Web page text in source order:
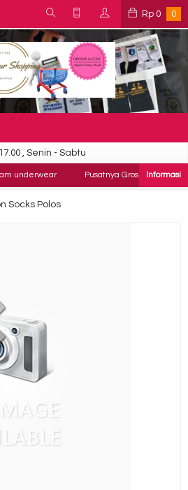
Rp 0 0
, Senin - Sabtu
Pusatnya Grosir Kaos kaki ,
Socks Polos